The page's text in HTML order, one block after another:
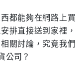
都能夠在網路上買
排直接送到家裡，
關討論，究竟我們
公司？